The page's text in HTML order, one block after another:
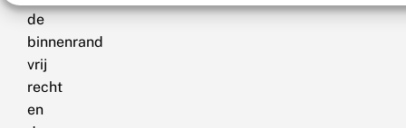
de
binnenrand
vrij
recht
en